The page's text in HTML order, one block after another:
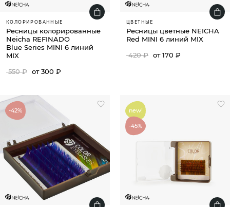
КОЛОРИРОВАННЫЕ
Ресницы колорированные
Neicha REFINADO
Blue Series MINI 6 линий
MIX
550 ₽ от 300 ₽
ЦВЕТНЫЕ
Ресницы цветные NEICHA
Red MINI 6 линий MIX
420 ₽ от 170 ₽
-42% new!
-45%